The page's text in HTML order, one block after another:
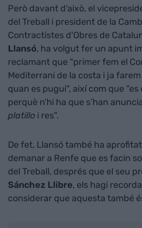
Però davant d'això, el
del Treball i president de la
Contractistes d'Obres de
Llansó, ha volgut fer un apunt
reclamant que "primer fem el
Mediterrani de la costa i ja
quan es pugui", així com que "es
perquè n’hi ha que s’han
platillo i res".
De fet, Llansó també ha
demanar a Renfe que es facin
del Treball, després que el seu
Sánchez Llibre, els hagi
considerar que aquesta també